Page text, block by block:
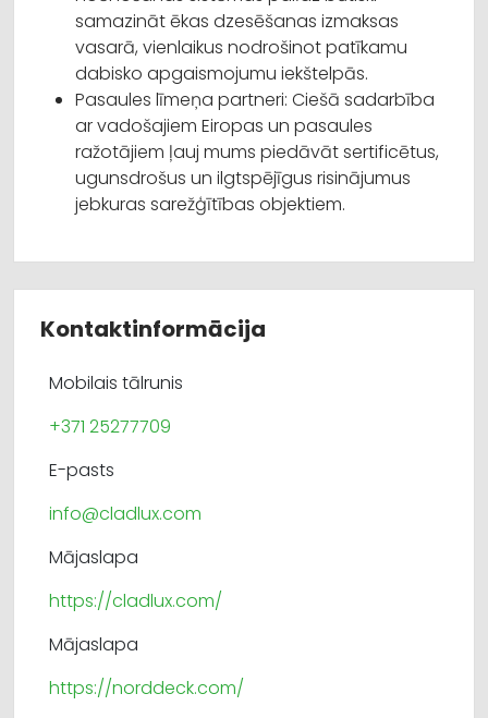
samazināt ēkas dzesēšanas izmaksas
vasarā, vienlaikus nodrošinot patīkamu
dabisko apgaismojumu iekštelpās.
Pasaules līmeņa partneri: Ciešā sadarbība
ar vadošajiem Eiropas un pasaules
ražotājiem ļauj mums piedāvāt sertificētus,
ugunsdrošus un ilgtspējīgus risinājumus
jebkuras sarežģītības objektiem.
Kontaktinformācija
Mobilais tālrunis
+371 25277709
E-pasts
info@cladlux.com
Mājaslapa
https://cladlux.com/
Mājaslapa
https://norddeck.com/